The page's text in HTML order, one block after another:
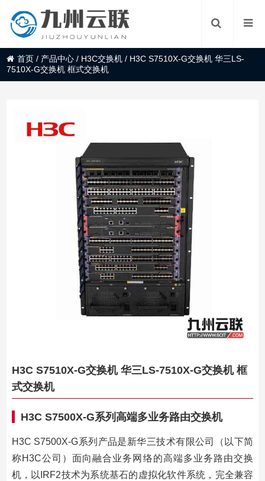
首页 / 产品中心 / H3C交换机 / H3C S7510X-G交换机 华三LS-
7510X-G交换机 框式交换机
H3C S7510X-G交换机 华三LS-7510X-G交换机 框
式交换机
H3C S7500X-G系列高端多业务路由交换机
H3C S7500X-G系列产品是新华三技术有限公司（以下简
称H3C公司）面向融合业务网络的高端多业务路由交换
机，以IRF2技术为系统基石的虚拟化软件系统，完全兼容